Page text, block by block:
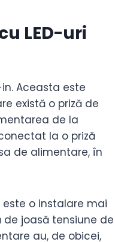
LED-uri
Aceasta este
există o priză de
de la
la o priză
de alimentare, în
o instalare mai
joasă tensiune de
au, de obicei,